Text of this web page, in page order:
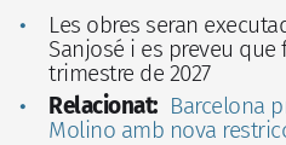
Les obres seran
Sanjosé i es preveu
trimestre de 2027
Relacionat: Barcelona
Molino amb nova